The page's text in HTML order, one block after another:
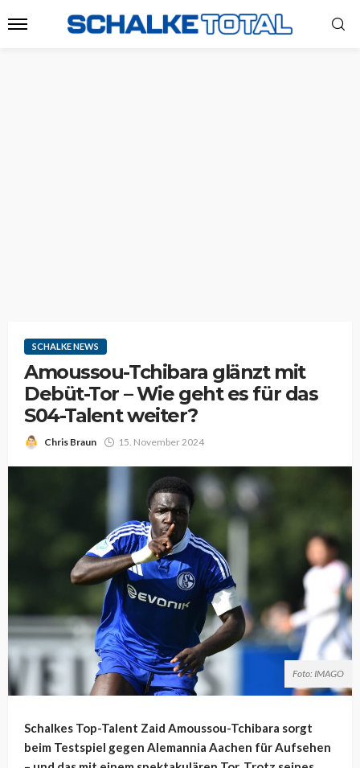
SCHALKE NEWS
Amoussou-Tchibara glänzt mit
Debüt-Tor – Wie geht es für das
S04-Talent weiter?
Chris Braun 15. November 2024
Foto: IMAGO
Schalkes Top-Talent Zaid Amoussou-Tchibara sorgt
beim Testspiel gegen Alemannia Aachen für Aufsehen